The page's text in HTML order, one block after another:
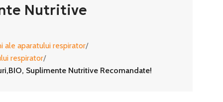
Nutritive
ale aparatului respirator
respirator
Suplimente Nutritive Recomandate!